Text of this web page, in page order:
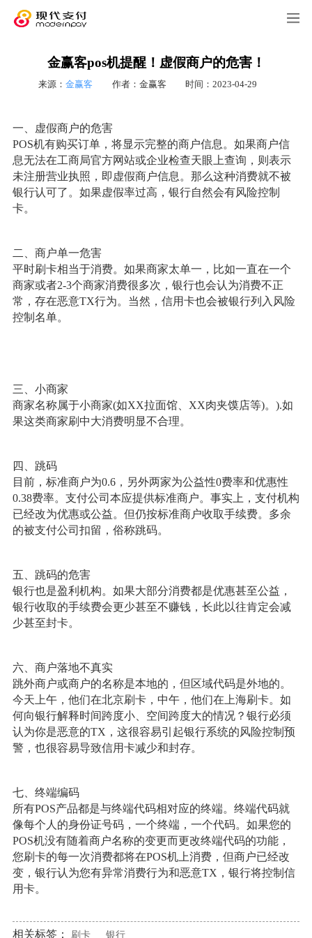
金赢客pos机提醒！虚假商户的危害！
来源： 金赢客 作者：金赢客 时间：2023-04-29
一、虚假商户的危害
POS机有购买订单，将显示完整的商户信息。如果商户信
息无法在工商局官方网站或企业检查天眼上查询，则表示
未注册营业执照，即虚假商户信息。那么这种消费就不被
银行认可了。如果虚假率过高，银行自然会有风险控制
卡。
二、商户单一危害
平时刷卡相当于消费。如果商家太单一，比如一直在一个
商家或者2-3个商家消费很多次，银行也会认为消费不正
常，存在恶意TX行为。当然，信用卡也会被银行列入风险
控制名单。
三、小商家
商家名称属于小商家(如XX拉面馆、XX肉夹馍店等)。).如
果这类商家刷中大消费明显不合理。
四、跳码
目前，标准商户为0.6，另外两家为公益性0费率和优惠性
0.38费率。支付公司本应提供标准商户。事实上，支付机构
已经改为优惠或公益。但仍按标准商户收取手续费。多余
的被支付公司扣留，俗称跳码。
五、跳码的危害
银行也是盈利机构。如果大部分消费都是优惠甚至公益，
银行收取的手续费会更少甚至不赚钱，长此以往肯定会减
少甚至封卡。
六、商户落地不真实
跳外商户或商户的名称是本地的，但区域代码是外地的。
今天上午，他们在北京刷卡，中午，他们在上海刷卡。如
何向银行解释时间跨度小、空间跨度大的情况？银行必须
认为你是恶意的TX，这很容易引起银行系统的风险控制预
警，也很容易导致信用卡减少和封存。
七、终端编码
所有POS产品都是与终端代码相对应的终端。终端代码就
像每个人的身份证号码，一个终端，一个代码。如果您的
POS机没有随着商户名称的变更而更改终端代码的功能，
您刷卡的每一次消费都将在POS机上消费，但商户已经改
变，银行认为您有异常消费行为和恶意TX，银行将控制信
用卡。
相关标签： 刷卡 银行